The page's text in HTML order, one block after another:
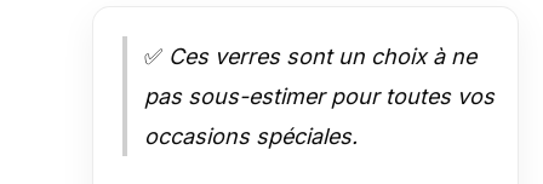
✅ Ces verres sont un choix à ne
pas sous-estimer pour toutes vos
occasions spéciales.